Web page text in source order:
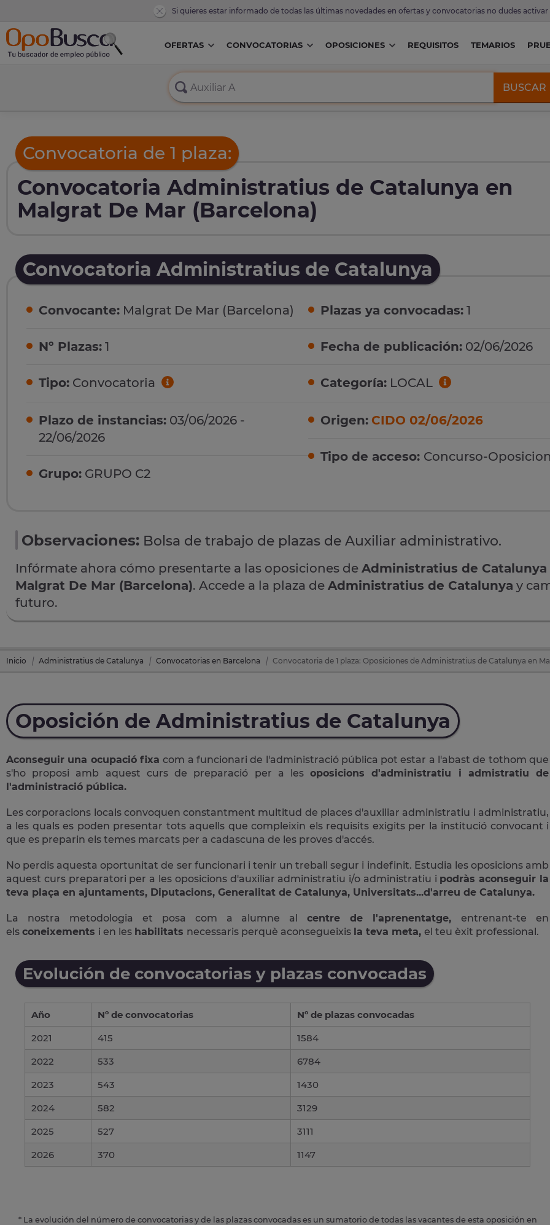
Si quieres estar informado de todas las últimas novedades en ofertas y convocatorias no dudes activar
OFERTAS CONVOCATORIAS OPOSICIONES REQUISITOS TEMARIOS
BUSCAR
Convocatoria de 1 plaza:
Convocatoria Administratius de Catalunya en
Malgrat De Mar (Barcelona)
Convocatoria Administratius de Catalunya
Convocante: Malgrat De Mar (Barcelona)
Nº Plazas: 1
Tipo: Convocatoria
Plazo de instancias: 03/06/2026 -
22/06/2026
Grupo: GRUPO C2
Plazas ya convocadas: 1
Fecha de publicación: 02/06/2026
Categoría: LOCAL
Origen: CIDO 02/06/2026
Tipo de acceso: Concurso-Oposicion
Observaciones: Bolsa de trabajo de plazas de Auxiliar administrativo.
Infórmate ahora cómo presentarte a las oposiciones de Administratius de Catalunya
Malgrat De Mar (Barcelona). Accede a la plaza de Administratius de Catalunya y
futuro.
Inicio Administratius de Catalunya Convocatorias en Barcelona Convocatoria de 1 plaza: Oposiciones de Administratius de Catalunya en
Oposición de Administratius de Catalunya
Aconseguir una ocupació fixacom a funcionari de l'administració pública pot estar a l'abast de tothom que
s'ho proposi amb aquest curs de preparació per a lesoposicions d'administratiu i admistratiu de
l'administració pública.
Les corporacions locals convoquen constantment multitud de places d'auxiliar administratiu i administratiu,
a les quals es poden presentar tots aquells que compleixin els requisits exigits per la institució convocant i
que es preparin els temes marcats per a cadascuna de les proves d'accés.
No perdis aquesta oportunitat de ser funcionari i tenir un treball segur i indefinit. Estudia les oposicions amb
aquest curs preparatori per a les oposicions d'auxiliar administratiu i/o administratiu i podràs aconseguir la
teva plaça en ajuntaments, Diputacions, Generalitat de Catalunya, Universitats...d'arreu de Catalunya.
La nostra metodologia et posa com a alumne alcentre de l'aprenentatge,entrenant-te en
els coneixements i en les habilitats necessaris perquè aconsegueixis la teva meta, el teu èxit professional.
Evolución de convocatorias y plazas convocadas
Año Nº de convocatorias
Nº de plazas convocadas
2021
415
1584
2022
533
6784
2023
543
1430
2024
582
3129
2025
527
3111
2026
370 1147
* La evolución del número de convocatorias y de las plazas convocadas es un sumatorio de todas las vacantes de esta oposición en